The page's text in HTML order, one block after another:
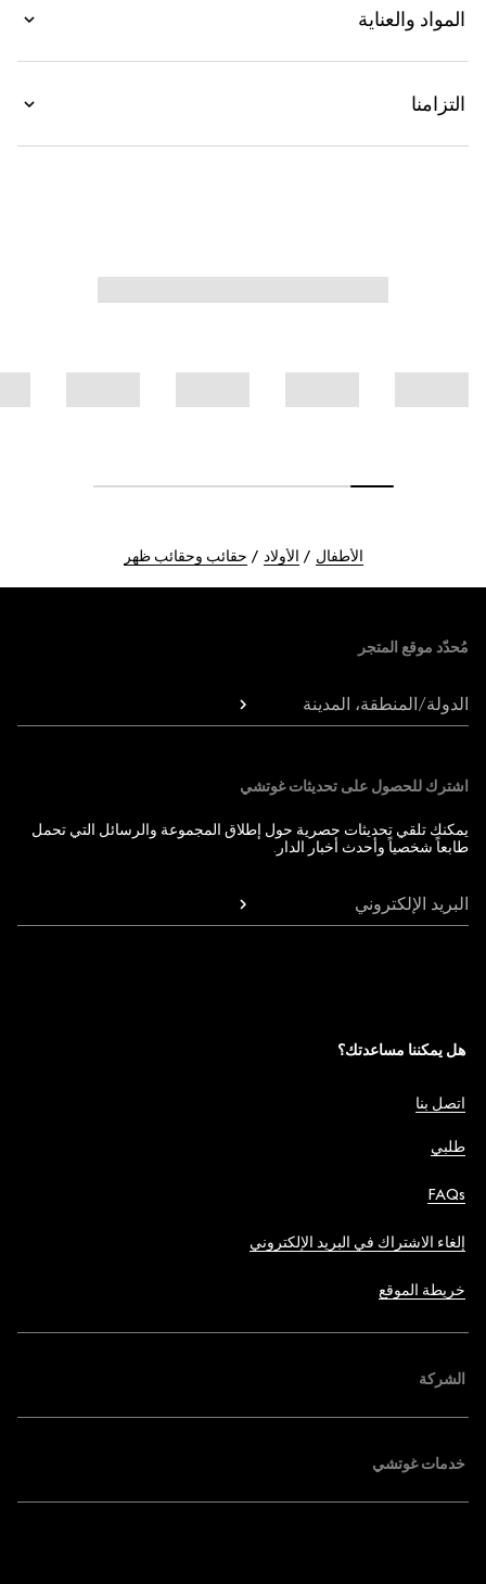
المواد والعناية
التزامنا
الأطفال الأولاد حقائب وحقائب ظهر
مُحدّد موقع المتجر
الدولة/المنطقة، المدينة
اشترك للحصول على تحديثات غوتشي
يمكنك تلقي تحديثات حصرية حول إطلاق المجموعة والرسائل التي تحمل
طابعاً شخصياً وأحدث أخبار الدار.
البريد الإلكتروني
هل يمكننا مساعدتك؟
اتصل بنا
طلبي
FAQs
إلغاء الاشتراك في البريد الإلكتروني
خريطة الموقع
الشركة
خدمات غوتشي